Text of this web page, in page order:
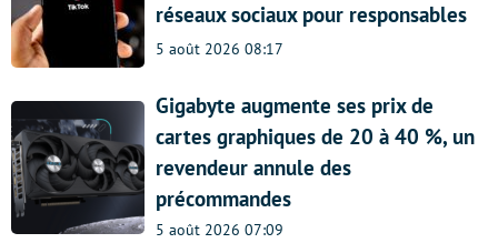
réseaux sociaux pour responsables
5 août 2026 08:17
Gigabyte augmente ses prix de
cartes graphiques de 20 à 40 %, un
revendeur annule des
précommandes
5 août 2026 07:09